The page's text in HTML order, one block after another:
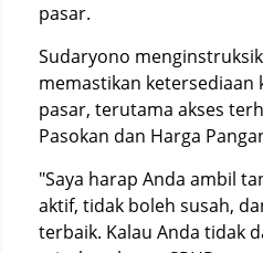
pasar.
Sudaryono
memastikan
pasar, terutama akses
Pasokan dan Harga
"Saya harap Anda ambil
aktif, tidak boleh susah,
terbaik. Kalau Anda tidak